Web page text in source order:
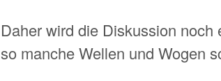
Daher wird die Diskussion
so manche Wellen und Wogen